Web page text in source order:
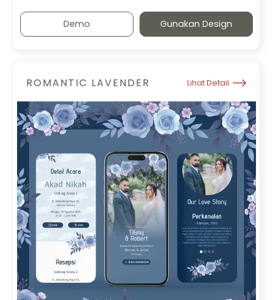
Demo Gunakan Design
ROMANTIC LAVENDER Lihat Detail